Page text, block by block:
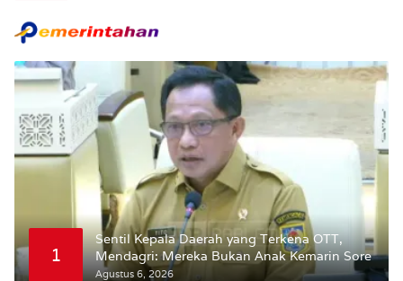
1
Sentil Kepala Daerah yang Terkena OTT,
Mendagri: Mereka Bukan Anak Kemarin Sore
Agustus 6, 2026